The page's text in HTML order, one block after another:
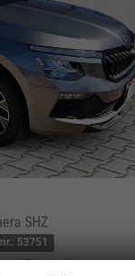
SHZ
53751
mit Tageszulassung